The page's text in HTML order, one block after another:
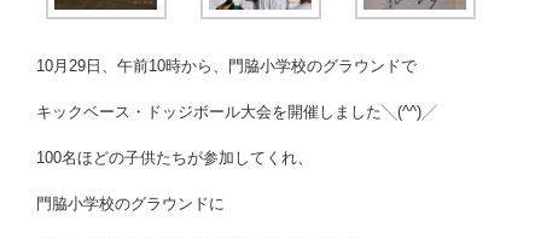
10月29日、午前10時から、門脇小学校のグラウンドで
キックベース・ドッジボール大会を開催しました╲(^^)╱
100名ほどの子供たちが参加してくれ、
門脇小学校のグラウンドに